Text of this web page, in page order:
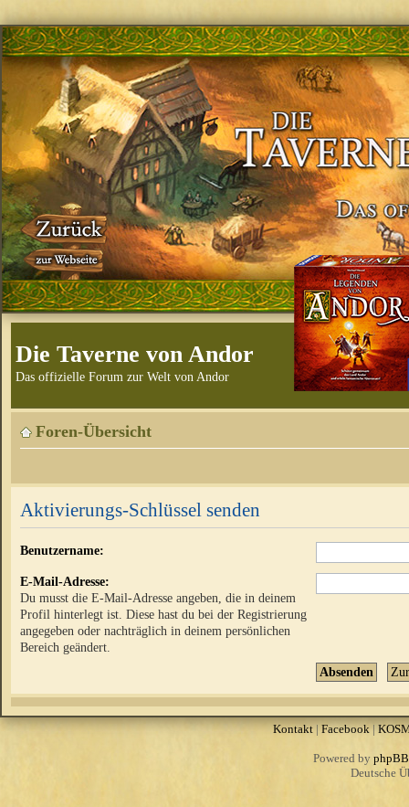
Die Taverne von Andor
Das offizielle Forum zur Welt von Andor
Foren-Übersicht
Aktivierungs-Schlüssel senden
Benutzername:
E-Mail-Adresse:
Du musst die E-Mail-Adresse angeben, die in deinem
Profil hinterlegt ist. Diese hast du bei der Registrierung
angegeben oder nachträglich in deinem persönlichen
Bereich geändert.
Kontakt| Facebook |
Powered by phpBB
Deutsche